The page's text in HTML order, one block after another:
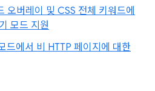
오버레이 및 CSS 전체 키워드에
모드 지원
드에서 비 HTTP 페이지에 대한